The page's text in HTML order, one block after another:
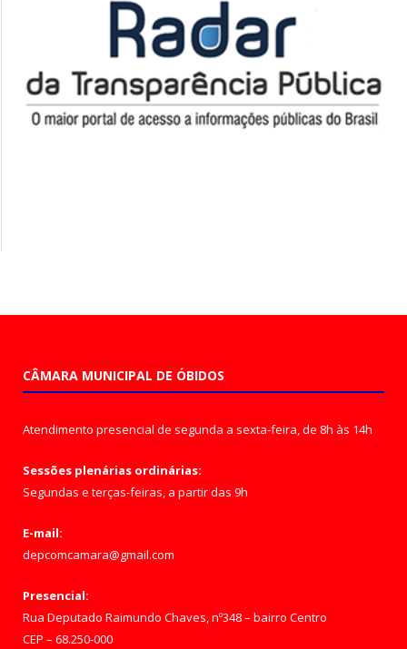
CÂMARA MUNICIPAL DE ÓBIDOS
Atendimento presencial de segunda a sexta-feira, de 8h às 14h
Sessões plenárias ordinárias:
Segundas e terças-feiras, a partir das 9h
E-mail:
depcomcamara@gmail.com
Presencial:
Rua Deputado Raimundo Chaves, nº348 – bairro Centro
CEP – 68.250-000